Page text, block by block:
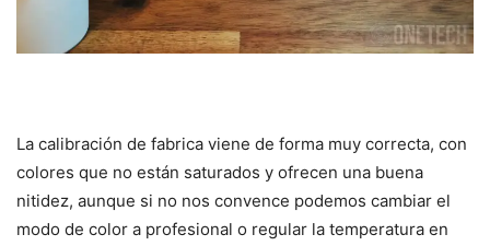
La calibración de fabrica viene de forma muy correcta, con
colores que no están saturados y ofrecen una buena
nitidez, aunque si no nos convence podemos cambiar el
modo de color a profesional o regular la temperatura en